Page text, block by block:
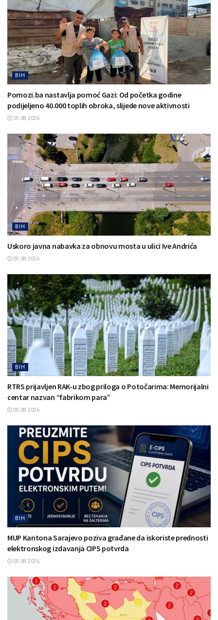
BIH
Pomozi.ba nastavlja pomoć Gazi: Od početka godine
podijeljeno 40.000 toplih obroka, slijede nove aktivnosti
05.08.2026.
BIH
Uskoro javna nabavka za obnovu mosta u ulici Ive Andrića
05.08.2026.
BIH
RTRS prijavljen RAK-u zbog priloga o Potočarima: Memorijalni
centar nazvan “fabrikom para”
05.08.2026.
BIH
MUP Kantona Sarajevo poziva građane da iskoriste prednosti
elektronskog izdavanja CIPS potvrda
05.08.2026.